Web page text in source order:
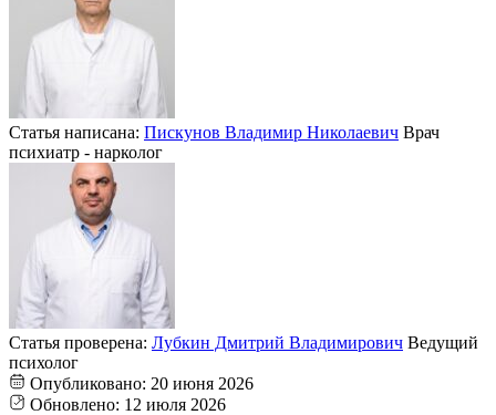
Статья написана: Пискунов Владимир Николаевич Врач
психиатр - нарколог
Статья проверена: Лубкин Дмитрий Владимирович Ведущий
психолог
Опубликовано: 20 июня 2026
Обновлено: 12 июля 2026